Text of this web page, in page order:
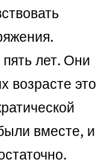
лет. Они
возрасте это
вместе, и